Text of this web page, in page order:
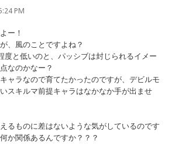
PM
ー！
、風のことですよね？
度と低いのと、パッシブは封じられるイメー
なのかなー？
ャラなので育てたかったのですが、デビルモ
スキルマ前提キャラはなかなか手が出ませ
るものに差はないような気がしているのです
か関係あるんですか？？？